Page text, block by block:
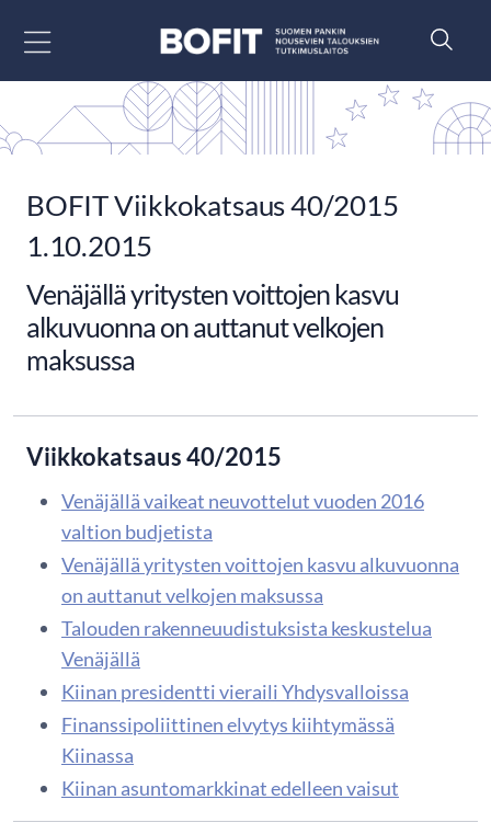
BOFIT Viikkokatsaus 40/2015
1.10.2015
Venäjällä yritysten voittojen kasvu
alkuvuonna on auttanut velkojen
maksussa
Viikkokatsaus 40/2015
Venäjällä vaikeat neuvottelut vuoden 2016
valtion budjetista
Venäjällä yritysten voittojen kasvu alkuvuonna
on auttanut velkojen maksussa
Talouden rakenneuudistuksista keskustelua
Venäjällä
Kiinan presidentti vieraili Yhdysvalloissa
Finanssipoliittinen elvytys kiihtymässä
Kiinassa
Kiinan asuntomarkkinat edelleen vaisut